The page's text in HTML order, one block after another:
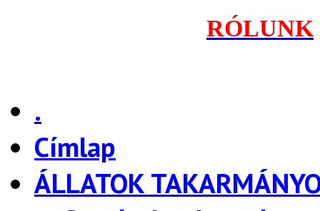
RÓLUNK
.
Címlap
ÁLLATOK